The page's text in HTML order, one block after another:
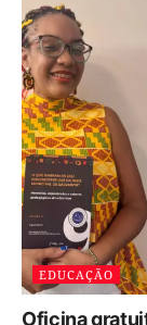
EDUCAÇÃO
Oficina